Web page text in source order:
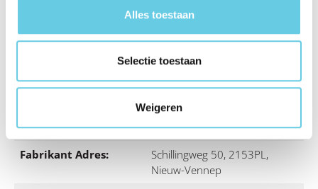
Alles toestaan
Selectie toestaan
Weigeren
Color:
Zwart
verpakking:
1
fabrikant:
info@mconomy.nl
Fabrikant Adres:
Schillingweg 50, 2153PL,
Nieuw-Vennep